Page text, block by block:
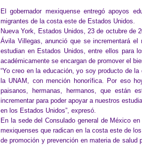
El gobernador mexiquense entregó apoyos
migrantes de la costa este de Estados Unidos.
Nueva York, Estados Unidos, 23 de octubre de
Ávila Villegas, anunció que se incrementará
estudian en Estados Unidos, entre ellos para
académicamente se encargan de promover el
“Yo creo en la educación, yo soy producto de
la UNAM, con mención honorífica. Por eso
paisanos, hermanas, hermanos, que están
incrementar para poder apoyar a nuestros
en los Estados Unidos”, expresó.
En la sede del Consulado general de México
mexiquenses que radican en la costa este de
de promoción y prevención en materia de